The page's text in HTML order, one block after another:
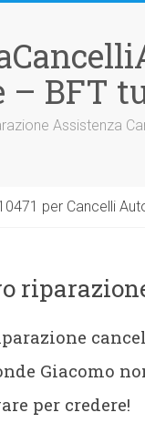
– BFT
Assistenza
per Cancelli
Giacomo
per credere!